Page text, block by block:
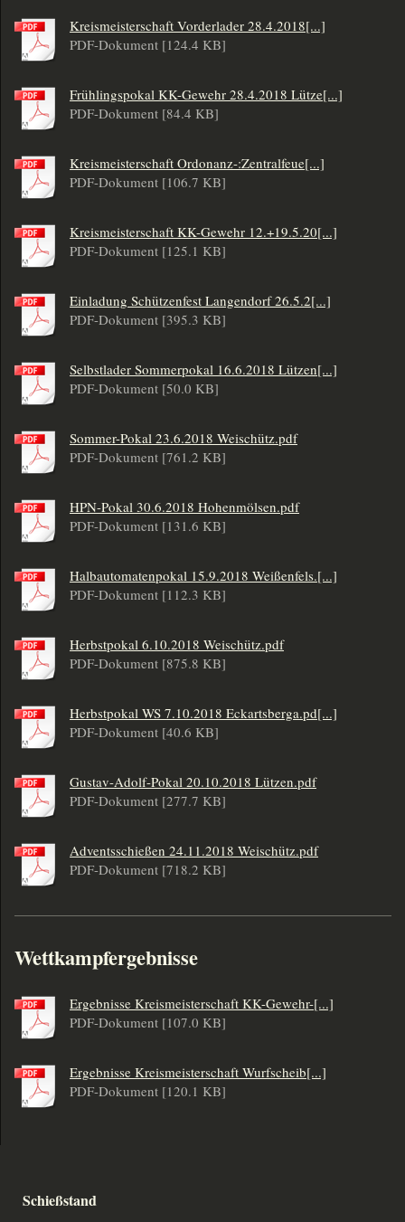
Kreismeisterschaft Vorderlader 28.4.2018[...]
PDF-Dokument [124.4 KB]
Frühlingspokal KK-Gewehr 28.4.2018 Lütze[...]
PDF-Dokument [84.4 KB]
Kreismeisterschaft Ordonanz-:Zentralfeue[...]
PDF-Dokument [106.7 KB]
Kreismeisterschaft KK-Gewehr 12.+19.5.20[...]
PDF-Dokument [125.1 KB]
Einladung Schützenfest Langendorf 26.5.2[...]
PDF-Dokument [395.3 KB]
Selbstlader Sommerpokal 16.6.2018 Lützen[...]
PDF-Dokument [50.0 KB]
Sommer-Pokal 23.6.2018 Weischütz.pdf
PDF-Dokument [761.2 KB]
HPN-Pokal 30.6.2018 Hohenmölsen.pdf
PDF-Dokument [131.6 KB]
Halbautomatenpokal 15.9.2018 Weißenfels.[...]
PDF-Dokument [112.3 KB]
Herbstpokal 6.10.2018 Weischütz.pdf
PDF-Dokument [875.8 KB]
Herbstpokal WS 7.10.2018 Eckartsberga.pd[...]
PDF-Dokument [40.6 KB]
Gustav-Adolf-Pokal 20.10.2018 Lützen.pdf
PDF-Dokument [277.7 KB]
Adventsschießen 24.11.2018 Weischütz.pdf
PDF-Dokument [718.2 KB]
Wettkampfergebnisse
Ergebnisse Kreismeisterschaft KK-Gewehr-[...]
PDF-Dokument [107.0 KB]
Ergebnisse Kreismeisterschaft Wurfscheib[...]
PDF-Dokument [120.1 KB]
Schießstand